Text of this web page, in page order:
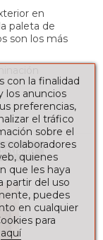
en
paleta de
son los más
con la finalidad
los anuncios
preferencias,
el tráfico
sobre el
colaboradores
quienes
que les haya
partir del uso
puedes
en cualquier
para
aquí